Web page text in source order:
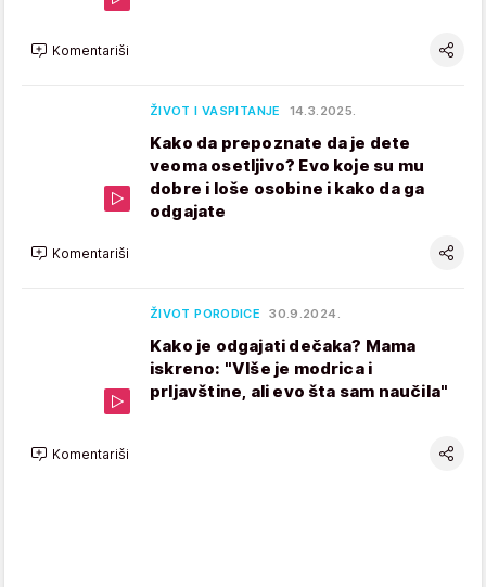
Komentariši
ŽIVOT I VASPITANJE 14.3.2025.
Kako da prepoznate da je dete
veoma osetljivo? Evo koje su mu
dobre i loše osobine i kako da ga
odgajate
Komentariši
ŽIVOT PORODICE 30.9.2024.
Kako je odgajati dečaka? Mama
iskreno: "VIše je modrica i
prljavštine, ali evo šta sam naučila"
Komentariši